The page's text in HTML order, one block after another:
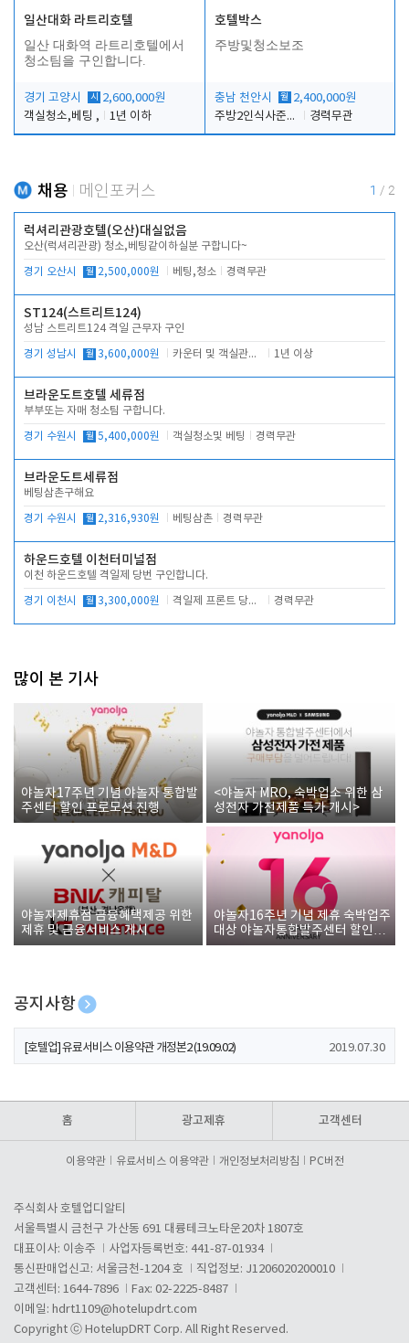
일산대화 라트리호텔
일산 대화역 라트리호텔에서
청소팀을 구인합니다.
경기 고양시 시
2,600,000원
객실청소,베팅 ,
1년 이하
호텔박스
주방및청소보조
충남 천안시 월 2,400,000원
주방2인식사준비및청소린렌보조
경력무관
채용 메인포커스 1 / 2
럭셔리관광호텔(오산)대실없음
오산(럭셔리관광) 청소,베팅같이하실분 구합니다~
경기 오산시 월 2,500,000원 베팅,청소 경력무관
ST124(스트리트124)
성남 스트리트124 격일 근무자 구인
경기 성남시 월 3,600,000원 카운터 및 객실관리 전반 1년 이상
브라운도트호텔 세류점
부부또는 자매 청소팀 구합니다.
경기 수원시 월 5,400,000원 객실청소및 베팅 경력무관
브라운도트세류점
베팅삼촌구해요
경기 수원시 월 2,316,930원 베팅삼촌 경력무관
하운드호텔 이천터미널점
이천 하운드호텔 격일제 당번 구인합니다.
경기 이천시 월 3,300,000원 격일제 프론트 당번 업무로 주차 및 객실 점검 경력무관
많이 본 기사
야놀자17주년 기념 야놀자 통합발
주센터 할인 프로모션 진행
<야놀자 MRO, 숙박업소 위한 삼
성전자 가전제품 특가 개시>
야놀자제휴점 금융혜택제공 위한
제휴 및 금융서비스 게시
야놀자16주년 기념 제휴 숙박업주
대상 야놀자통합발주센터 할인쿠
폰 증정
공지사항
[호텔업] 개인정보 처리방침 개정본1 (19.09.02)
[호텔업] 유료서비스 이용약관 개정본2 (19.09.02) 2019.07.30
홈 광고제휴 고객센터
이용약관 유료서비스 이용약관 개인정보처리방침 PC버전
주식회사 호텔업디알티
서울특별시 금천구 가산동 691 대륭테크노타운20차 1807호
대표이사: 이송주
사업자등록번호: 441-87-01934
통신판매업신고: 서울금천-1204 호
직업정보: J1206020200010
고객센터: 1644-7896
Fax: 02-2225-8487
이메일: hdrt1109@hotelupdrt.com
Copyright ⓒ HotelupDRT Corp. All Right Reserved.